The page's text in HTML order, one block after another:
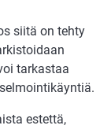
siitä on tehty
tarkastaa
estettä,